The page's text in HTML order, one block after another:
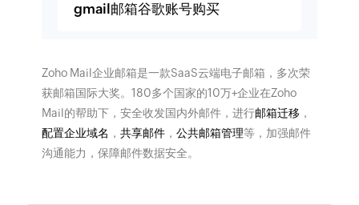
gmail邮箱谷歌账号购买
Zoho Mail企业邮箱是一款SaaS云端电子邮箱，多次荣
获邮箱国际大奖。180多个国家的10万+企业在Zoho
Mail的帮助下，安全收发国内外邮件，进行邮箱迁移 ，
配置企业域名 ， 共享邮件， 公共邮箱管理等，加强邮件
沟通能力，保障邮件数据安全。